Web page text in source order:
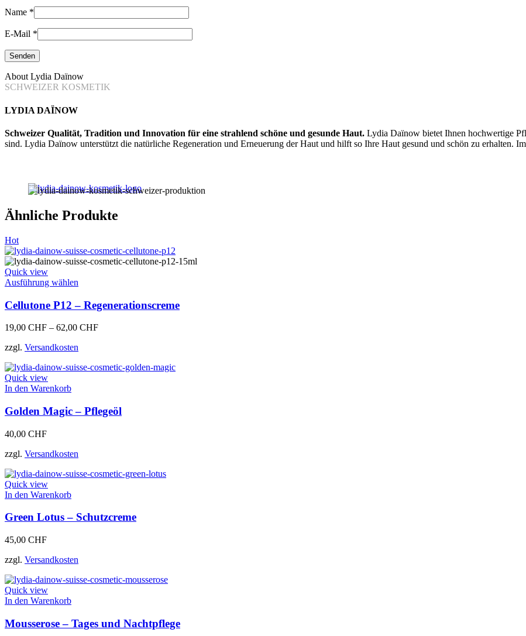
Name *
E-Mail *
About Lydia Daïnow
SCHWEIZER KOSMETIK
LYDIA DAÏNOW
Schweizer Qualität, Tradition und Innovation für eine strahlend schöne und gesunde Haut. Lydia Daïnow bietet Ihnen hochwertige
sind. Lydia Daïnow unterstützt die natürliche Regeneration und Erneuerung der Haut und hilft so Ihre Haut gesund und schön zu erhalten.
Ähnliche Produkte
Hot
Quick view
Ausführung wählen
weist
mehrere
Varianten
können
gewählt
werden
Cellutone P12 – Regenerationscreme
19,00 CHF – 62,00 CHF
zzgl. Versandkosten
Quick view
In den Warenkorb
Golden Magic – Pflegeöl
40,00 CHF
zzgl. Versandkosten
Quick view
In den Warenkorb
Green Lotus – Schutzcreme
45,00 CHF
zzgl. Versandkosten
Quick view
In den Warenkorb
Mousserose – Tages und Nachtpflege